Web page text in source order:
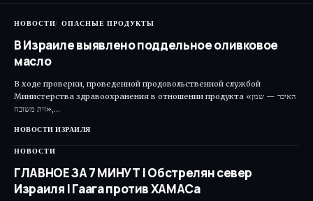
НОВОСТИ ОПАСНЫЕ ПРОДУКТЫ
В Израиле выявлено поддельное оливковое
масло
В ходе проверки, проведенной продовольственной службой
Министерства здравоохранения в отношении продукта «האיכר — שמן
זית משובח»,…
НОВОСТИ ИЗРАИЛЯ
НОВОСТИ
ГЛАВНОЕ ЗА 7 МИНУТ | Обстрелян север
Израиля | Гаага против ХАМАСа